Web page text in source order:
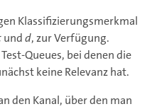
Klassifizierungsmerkmal
undd, zur Verfügung.
Queues, bei denen die
keine Relevanz hat.
den Kanal, über den man